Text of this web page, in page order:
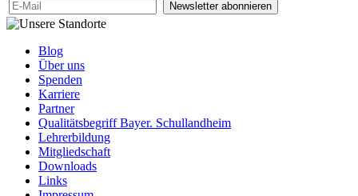
Newsletter abonnieren
Blog
Über uns
Spenden
Karriere
Partner
Qualitätsbegriff Bayer. Schullandheim
Lehrerbildung
Mitgliedschaft
Downloads
Links